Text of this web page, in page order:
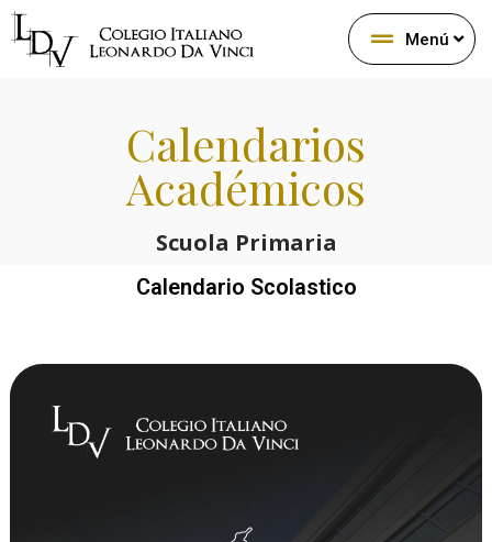
Menú
Calendarios
Académicos
Scuola Primaria
Calendario Scolastico